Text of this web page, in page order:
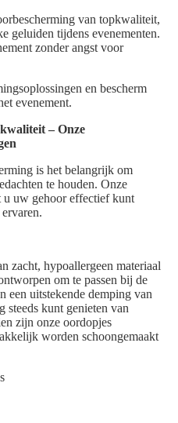
van topkwaliteit,
geluiden tijdens evenementen.
zonder angst voor
en bescherm
evenement.
– Onze
is het belangrijk om
te houden. Onze
u uw gehoor effectief kunt
zacht, hypoallergeen materiaal
om te passen bij de
een uitstekende demping van
kunt genieten van
zijn onze oordopjes
worden schoongemaakt